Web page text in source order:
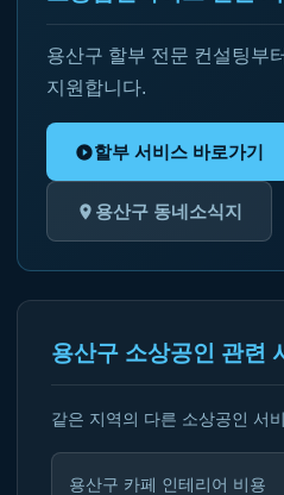
용산구 할부 전문 컨설팅부
지원합니다.
할부 서비스 바로가기
용산구 동네소식지
용산구 소상공인 관련
같은 지역의 다른 소상공인 서
용산구 카페 인테리어 비용